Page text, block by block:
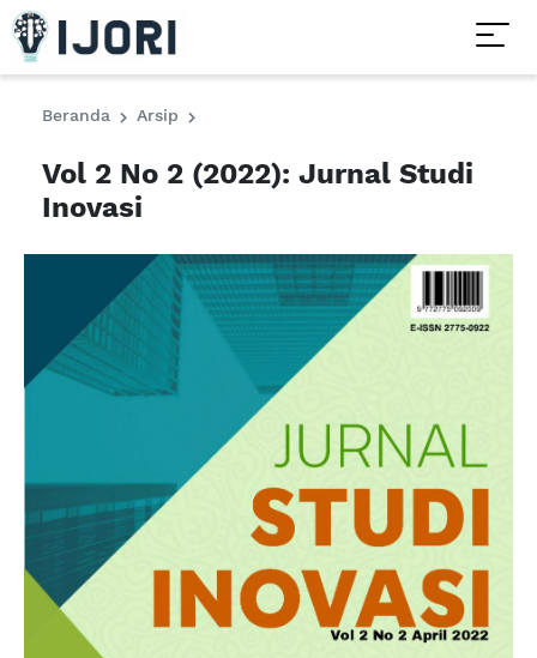
Beranda Arsip
Vol 2 No 2 (2022): Jurnal Studi
Inovasi